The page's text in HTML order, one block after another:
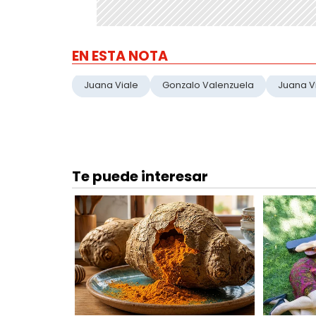
EN ESTA NOTA
Juana Viale Gonzalo Valenzuela Juana